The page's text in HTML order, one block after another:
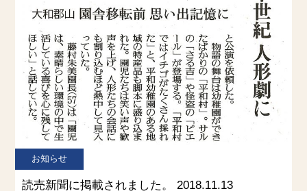
お知らせ
読売新聞に掲載されました。 2018.11.13